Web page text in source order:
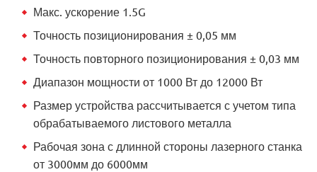
Макс. ускорение 1.5G
Точность позиционирования ± 0,05 мм
Точность повторного позиционирования ± 0,03 мм
Диапазон мощности от 1000 Вт до 12000 Вт
Размер устройства рассчитывается с учетом типа
обрабатываемого листового металла
Рабочая зона с длинной стороны лазерного станка
от 3000мм до 6000мм